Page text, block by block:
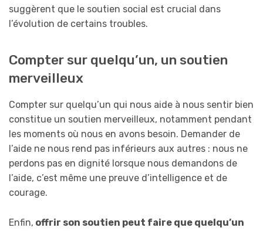
suggèrent que le soutien social est crucial dans
l’évolution de certains troubles.
Compter sur quelqu’un, un soutien
merveilleux
Compter sur quelqu’un qui nous aide à nous sentir bien
constitue un soutien merveilleux, notamment pendant
les moments où nous en avons besoin. Demander de
l’aide ne nous rend pas inférieurs aux autres : nous ne
perdons pas en dignité lorsque nous demandons de
l’aide, c’est même une preuve d’intelligence et de
courage.
Enfin, offrir son soutien peut faire que quelqu’un